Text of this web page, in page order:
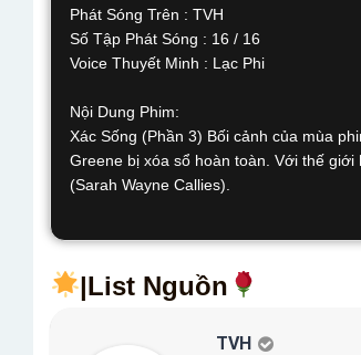
Phát Sóng Trên : TVH
Số Tập Phát Sóng : 16 / 16
Voice Thuyết Minh : Lạc Phi
Nội Dung Phim:
Xác Sống (Phần 3) Bối cảnh của mùa
Greene bị xóa sổ hoàn toàn. Với thế
(Sarah Wayne Callies).
|List Nguồn
TVH